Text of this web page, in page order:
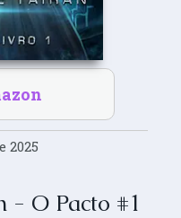
2025
- O Pacto #1